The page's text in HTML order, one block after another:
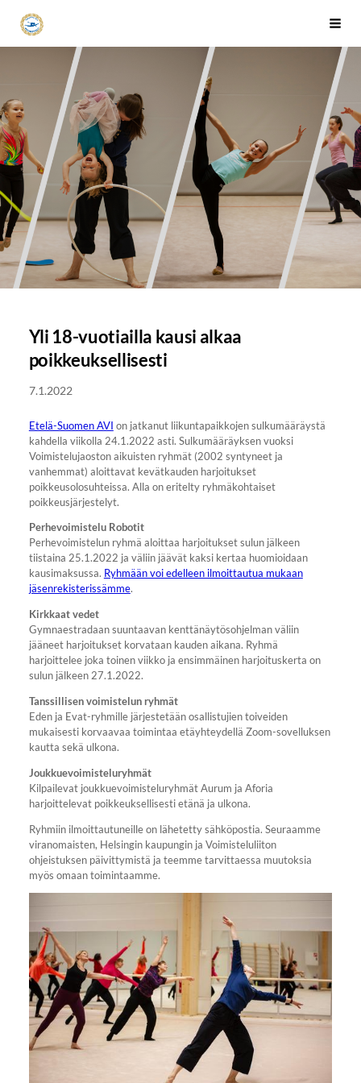
Siirry
sivun
sisältöön
Tapanilan Erä Voimistelujaosto
Yli 18-vuotiailla kausi alkaa
poikkeuksellisesti
7.1.2022
Etelä-Suomen AVI on jatkanut liikuntapaikkojen sulkumääräystä
kahdella viikolla 24.1.2022 asti. Sulkumääräyksen vuoksi
Voimistelujaoston aikuisten ryhmät (2002 syntyneet ja
vanhemmat) aloittavat kevätkauden harjoitukset
poikkeusolosuhteissa. Alla on eritelty ryhmäkohtaiset
poikkeusjärjestelyt.
Perhevoimistelu Robotit
Perhevoimistelun ryhmä aloittaa harjoitukset sulun jälkeen
tiistaina 25.1.2022 ja väliin jäävät kaksi kertaa huomioidaan
kausimaksussa. Ryhmään voi edelleen ilmoittautua mukaan
jäsenrekisterissämme.
Kirkkaat vedet
Gymnaestradaan suuntaavan kenttänäytösohjelman väliin
jääneet harjoitukset korvataan kauden aikana. Ryhmä
harjoittelee joka toinen viikko ja ensimmäinen harjoituskerta on
sulun jälkeen 27.1.2022.
Tanssillisen voimistelun ryhmät
Eden ja Evat-ryhmille järjestetään osallistujien toiveiden
mukaisesti korvaavaa toimintaa etäyhteydellä Zoom-sovelluksen
kautta sekä ulkona.
Joukkuevoimisteluryhmät
Kilpailevat joukkuevoimisteluryhmät Aurum ja Aforia
harjoittelevat poikkeuksellisesti etänä ja ulkona.
Ryhmiin ilmoittautuneille on lähetetty sähköpostia. Seuraamme
viranomaisten, Helsingin kaupungin ja Voimisteluliiton
ohjeistuksen päivittymistä ja teemme tarvittaessa muutoksia
myös omaan toimintaamme.